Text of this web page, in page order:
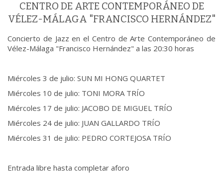
CENTRO DE ARTE CONTEMPORÁNEO DE
VÉLEZ-MÁLAGA "FRANCISCO HERNÁNDEZ"
Concierto de Jazz en el Centro de Arte Contemporáneo de
Vélez-Málaga "Francisco Hernández" a las 20:30 horas
Miércoles 3 de julio: SUN MI HONG QUARTET
Miércoles 10 de julio: TONI MORA TRÍO
Miércoles 17 de julio: JACOBO DE MIGUEL TRÍO
Miércoles 24 de julio: JUAN GALLARDO TRÍO
Miércoles 31 de julio: PEDRO CORTEJOSA TRÍO
Entrada libre hasta completar aforo